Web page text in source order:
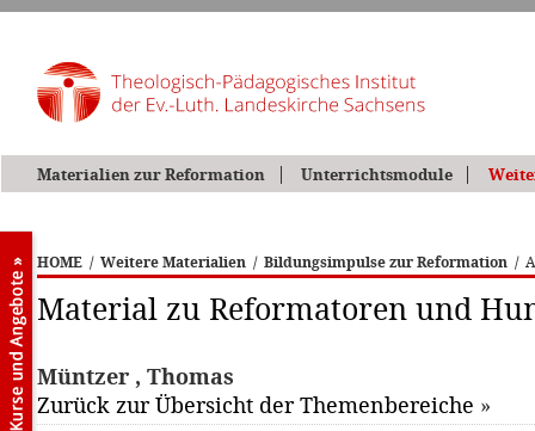
Materialien zur Reformation Unterrichtsmodule
HOME / Weitere Materialien / Bildungsimpulse zur Reformation /
Material zu Reformatoren und
Müntzer , Thomas
Zurück zur Übersicht der Themenbereiche »